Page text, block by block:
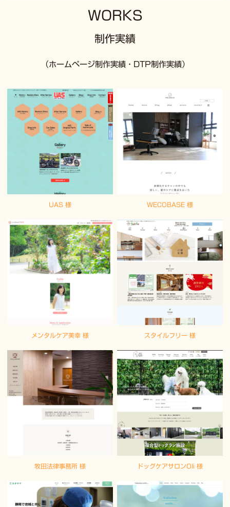
ホームページ制作実績に「メンタルケア美幸」サイト追加しまし
ホームページ制作実績追加
た。
制作実績 2024年05月08日
ホームページ制作実績追加
ホームページ制作実績に「Nailsalon smile…」サイト追加しま
本年もよろしくお願いいたします
あけましておめでとうございます。 本年もどうぞよろしくお願
いいたします。
制作実績 2023年02月01日
ホームページ制作実績追加
ホームページ制作実績に「藤枝クリニック」サイト追加しまし
2022年04月04日
ホームページ制作実績に「然林房」サイト追加しました。
お知らせ 2021年10月12日
FAX終了のお知らせ
ウェブパレットでは、この度FAXを終了することとしました。
時々しか使用しないので必要なくなったというのが理由です。
メール、電話などこれまでどおりですので今後とも宜しくお願い
WORKS
制作実績
（ホームページ制作実績・DTP制作実績）
UAS 様 WECOBASE 様
メンタルケア美幸 様 スタイルフリー 様
牧田法律事務所 様 ドッグケアサロンOli 様